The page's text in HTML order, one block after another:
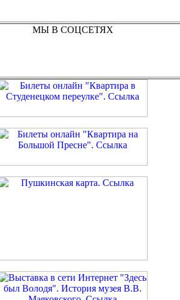
МЫ В СОЦСЕТЯХ